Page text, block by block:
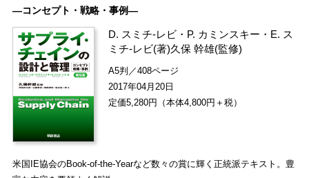
―コンセプト・戦略・事例―
D. スミチ-レビ ・ P. カミンスキー ・ E. ス
ミチ-レビ(著)久保 幹雄(監修)
A5判／408ページ
2017年04月20日
定価5,280円（本体4,800円＋税）
米国IE協会のBook-of-the-Yearなど数々の賞に輝く正統派テキスト。豊